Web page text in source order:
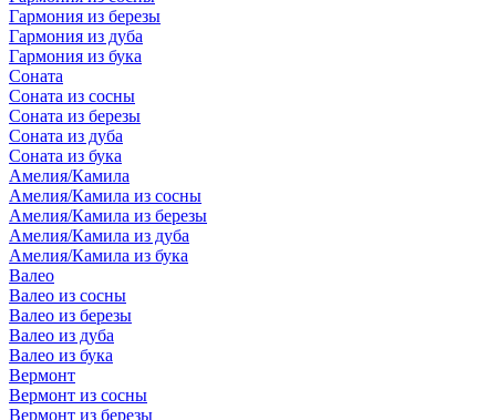
Гармония из березы
Гармония из дуба
Гармония из бука
Соната
Соната из сосны
Соната из березы
Соната из дуба
Соната из бука
Амелия/Камила
Амелия/Камила из сосны
Амелия/Камила из березы
Амелия/Камила из дуба
Амелия/Камила из бука
Валео
Валео из сосны
Валео из березы
Валео из дуба
Валео из бука
Вермонт
Вермонт из сосны
Вермонт из березы